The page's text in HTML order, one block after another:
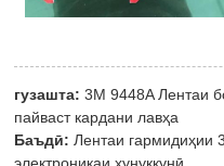
гузашта: 3M 9448A Лентаи
пайваст кардани лавҳа
Баъдӣ: Лентаи гармидиҳии